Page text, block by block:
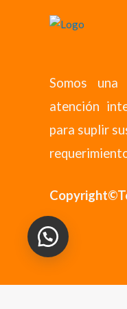
Somos una
atención
para suplir